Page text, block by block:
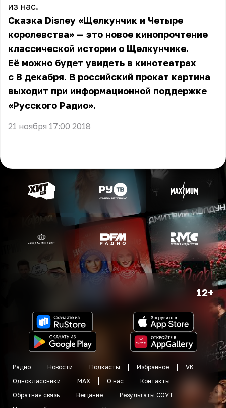
из нас.
Сказка Disney «Щелкунчик и Четыре
королевства» — это новое кинопрочтение
классической истории о Щелкунчике.
Её можно будет увидеть в кинотеатрах
с 8 декабря. В российский прокат картина
выходит при информационной поддержке
«Русского Радио».
21 ноября 17:00 2018
12+
Радио Новости Подкасты Избранное
VK
Одноклассники
MAX О нас
Контакты
Обратная связь
Вещание
Результаты СОУТ